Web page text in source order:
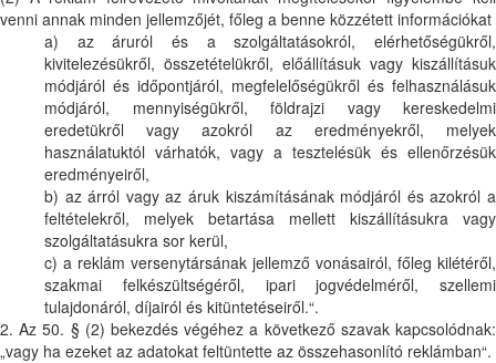
venni annak minden jellemzőjét, főleg a benne közzétett információkat
a) az áruról és a szolgáltatásokról, elérhetőségükről,
kivitelezésükről, összetételükről, előállításuk vagy kiszállításuk
módjáról és időpontjáról, megfelelőségükről és felhasználásuk
módjáról, mennyiségükről, földrajzi vagy kereskedelmi
eredetükről vagy azokról az eredményekről, melyek
használatuktól várhatók, vagy a tesztelésük és ellenőrzésük
eredményeiről,
b) az árról vagy az áruk kiszámításának módjáról és azokról a
feltételekről, melyek betartása mellett kiszállításukra vagy
szolgáltatásukra sor kerül,
c) a reklám versenytársának jellemző vonásairól, főleg kilétéről,
szakmai felkészültségéről, ipari jogvédelméről, szellemi
tulajdonáról, díjairól és kitüntetéseiről.“.
2. Az 50. § (2) bekezdés végéhez a következő szavak kapcsolódnak:
„vagy ha ezeket az adatokat feltüntette az összehasonlító reklámban“.